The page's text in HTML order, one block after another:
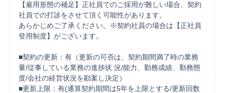
【雇用形態の補足】正社員でのご採用が難しい場合、契約
社員での打診をさせて頂く可能性があります。
あらかじめご了承ください。※契約社員の場合は【正社員
登用制度】がございます。
■契約の更新：有（更新の可否は、契約期間満了時の業務
量/従事している業務の進捗状 況/能力、勤務成績、勤務態
度/会社の経営状況を勘案し決定）
■更新上限：有(通算契約期間は5年を上限とする/更新回数